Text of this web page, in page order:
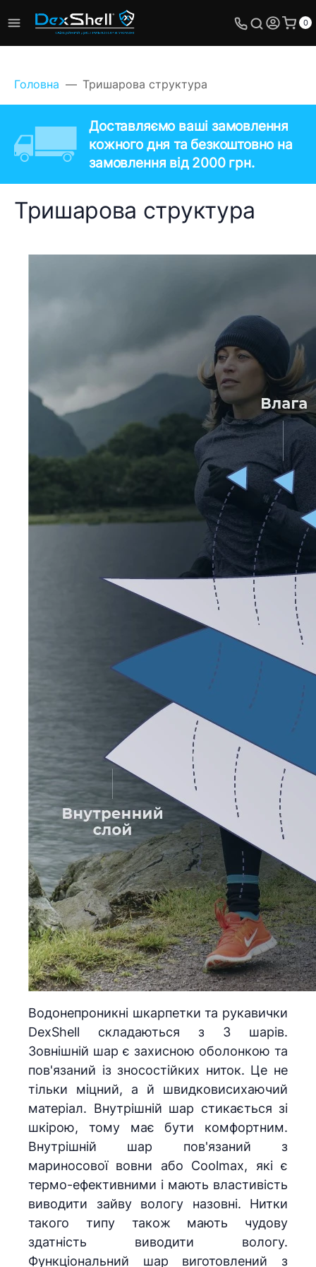
0
Головна Тришарова структура
Доставляємо ваші замовлення
кожного дня та безкоштовно на
замовлення від 2000 грн.
Тришарова структура
Водонепроникні шкарпетки та рукавички
DexShell складаються з 3 шарів.
Зовнішній шар є захисною оболонкою та
пов'язаний із зносостійких ниток. Це не
тільки міцний, а й швидковисихаючий
матеріал. Внутрішній шар стикається зі
шкірою, тому має бути комфортним.
Внутрішній шар пов'язаний з
мариносової вовни або Coolmax, які є
термо-ефективними і мають властивість
виводити зайву вологу назовні. Нитки
такого типу також мають чудову
здатність виводити вологу.
Функціональний шар виготовлений з